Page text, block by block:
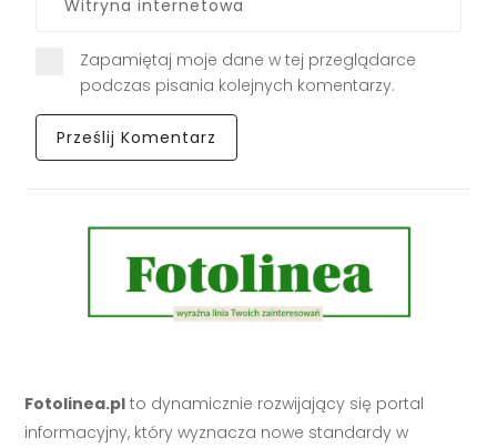
Zapamiętaj moje dane w tej przeglądarce
podczas pisania kolejnych komentarzy.
Fotolinea.pl to dynamicznie rozwijający się portal
informacyjny, który wyznacza nowe standardy w